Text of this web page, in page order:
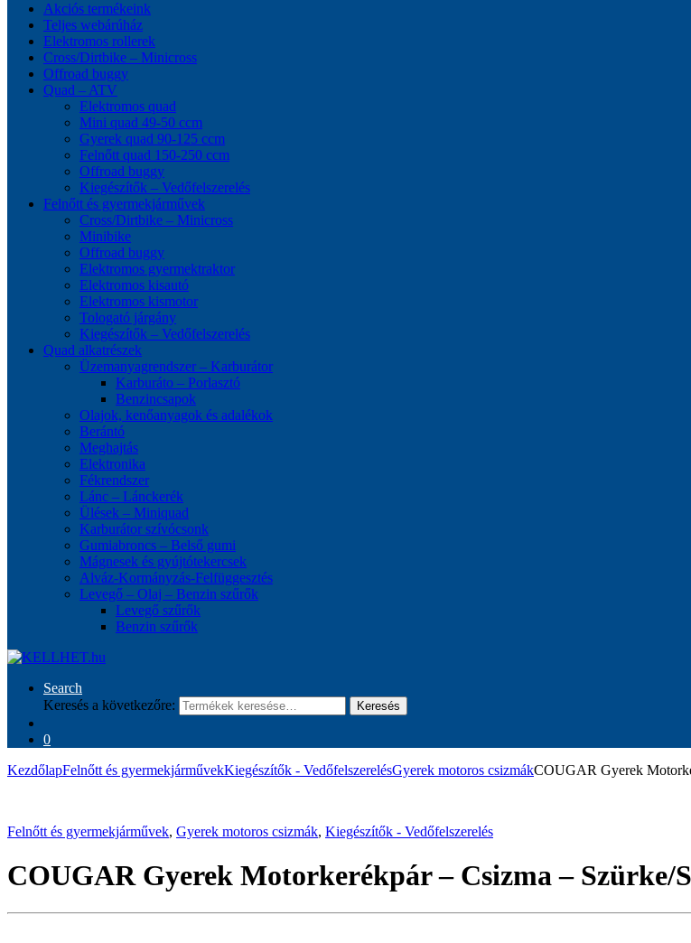
Akciós termékeink
Teljes webárúház
Elektromos rollerek
Cross/Dirtbike – Minicross
Offroad buggy
Quad – ATV
Elektromos quad
Mini quad 49-50 ccm
Gyerek quad 90-125 ccm
Felnőtt quad 150-250 ccm
Offroad buggy
Kiegészítők – Vedőfelszerelés
Felnőtt és gyermekjárművek
Cross/Dirtbike – Minicross
Minibike
Offroad buggy
Elektromos gyermektraktor
Elektromos kisautó
Elektromos kismotor
Tologató járgány
Kiegészítők – Vedőfelszerelés
Quad alkatrészek
Üzemanyagrendszer – Karburátor
Karburáto – Porlasztó
Benzincsapok
Olajok, kenőanyagok és adalékok
Berántó
Meghajtás
Elektronika
Fékrendszer
Lánc – Lánckerék
Ülések – Miniquad
Karburátor szívócsonk
Gumiabroncs – Belső gumi
Mágnesek és gyújtótekercsek
Alváz-Kormányzás-Felfüggesztés
Levegő – Olaj – Benzin szűrők
Levegő szűrők
Benzin szűrők
Search
Keresés a következőre:
Keresés
0
KezdőlapFelnőtt és gyermekjárművekKiegészítők - VedőfelszerelésGyerek motoros csizmákCOUGAR Gyerek
Felnőtt és gyermekjárművek, Gyerek motoros csizmák, Kiegészítők - Vedőfelszerelés
COUGAR Gyerek Motorkerékpár – Csizma – Szürke/